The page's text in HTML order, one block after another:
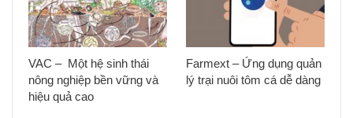
VAC – Một hệ sinh thái
nông nghiệp bền vững và
hiệu quả cao
Farmext – Ứng dụng quản
lý trại nuôi tôm cá dễ dàng